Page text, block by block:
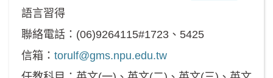
語言習得
聯絡電話：(06)9264115#1723、5425
信箱： torulf@gms.npu.edu.tw